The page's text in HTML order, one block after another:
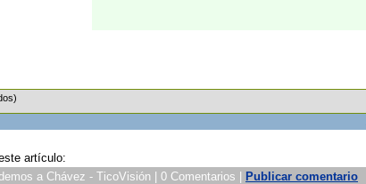
artículo:
a Chávez - TicoVisión | 0 Comentarios |
Publicar comentario